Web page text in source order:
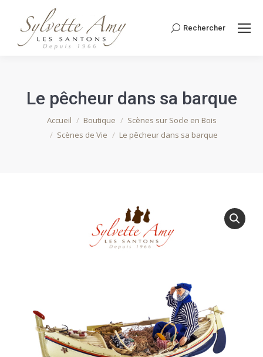
Recherche
Rechercher
Le pêcheur dans sa barque
Vous êtes ici :
Accueil Boutique
Scènes sur Socle en Bois
Scènes de Vie
Le pêcheur dans sa barque